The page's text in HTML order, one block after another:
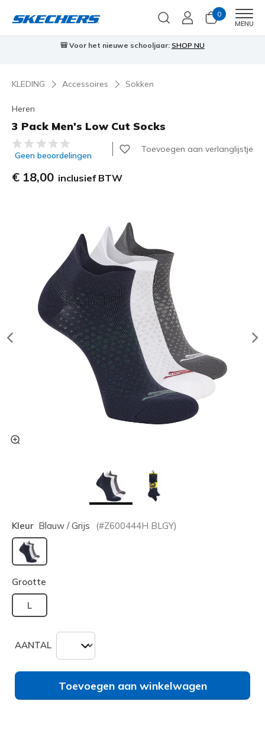
0
MENU
🎒 Voor het nieuwe schooljaar: SHOP NU
KLEDING Accessoires Sokken
Heren
3 Pack Men's Low Cut Socks
3,5 van de 5 klantbeoordelingen
Geen beoordelingen
Toevoegen aan verlanglijstje
€ 18,00 inclusief BTW
Kleur Blauw / Grijs (#Z600444H BLGY)
geselecteerd
Grootte
L
AANTAL
Toevoegen aan winkelwagen